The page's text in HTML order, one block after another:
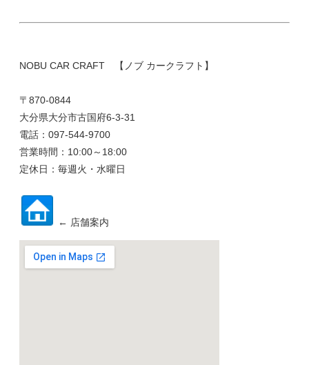
NOBU CAR CRAFT 【ノブ カークラフト】
〒870-0844
大分県大分市古国府6-3-31
電話：097-544-9700
営業時間：10:00～18:00
定休日：毎週火・水曜日
← 店舗案内